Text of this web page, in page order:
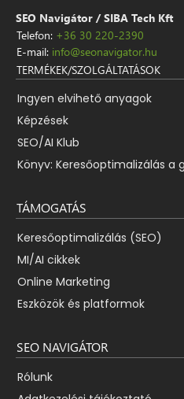
SEO Navigátor / SIBA Tech Kft
Telefon: +36 30 220-2390
E-mail: info@seonavigator.hu
TERMÉKEK/SZOLGÁLTATÁSOK
Ingyen elvihető anyagok
Képzések
SEO/AI Klub
Könyv: Keresőoptimalizálás a
TÁMOGATÁS
Keresőoptimalizálás (SEO)
MI/AI cikkek
Online Marketing
Eszközök és platformok
SEO NAVIGÁTOR
Rólunk